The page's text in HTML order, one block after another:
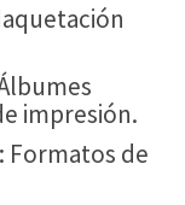
impresión.
Formatos de